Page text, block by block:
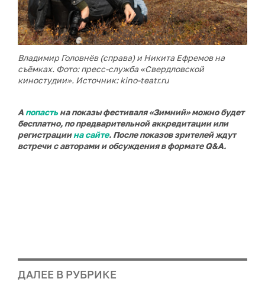
Владимир Головнёв (справа) и Никита Ефремов на
съёмках. Фото: пресс-служба «Свердловской
киностудии». Источник: kino-teatr.ru
А попастьна показы фестиваля«Зимний»можно будет
бесплатно, по предварительной аккредитации или
регистрациина сайте. После показов зрителей ждут
встречи с авторами и обсуждения в формате Q&A.
ДАЛЕЕ В РУБРИКЕ